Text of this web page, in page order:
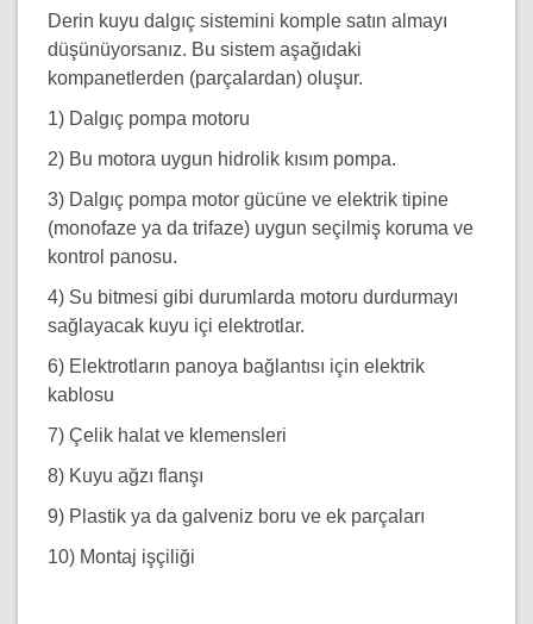
Derin kuyu dalgıç sistemini komple satın almayı
düşünüyorsanız. Bu sistem aşağıdaki
kompanetlerden (parçalardan) oluşur.
1) Dalgıç pompa motoru
2) Bu motora uygun hidrolik kısım pompa.
3) Dalgıç pompa motor gücüne ve elektrik tipine
(monofaze ya da trifaze) uygun seçilmiş koruma ve
kontrol panosu.
4) Su bitmesi gibi durumlarda motoru durdurmayı
sağlayacak kuyu içi elektrotlar.
6) Elektrotların panoya bağlantısı için elektrik
kablosu
7) Çelik halat ve klemensleri
8) Kuyu ağzı flanşı
9) Plastik ya da galveniz boru ve ek parçaları
10) Montaj işçiliği